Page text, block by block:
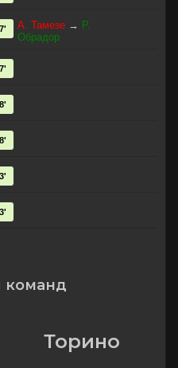
А. Тамезе → Р.
Обрадор
команд
Торино